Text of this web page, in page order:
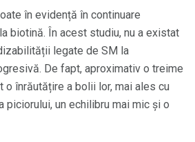
în evidență în continuare
biotină. În acest studiu, nu a existat
legate de SM la
De fapt, aproximativ o treime
o înrăutățire a bolii lor, mai ales cu
piciorului, un echilibru mai mic și o